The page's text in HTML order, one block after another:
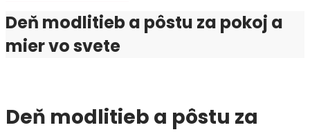
Deň modlitieb a pôstu za pokoj a
mier vo svete
Deň modlitieb a pôstu za